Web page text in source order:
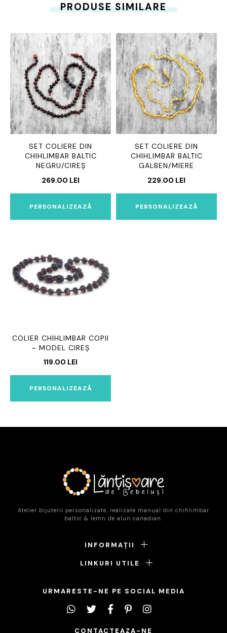
PRODUSE SIMILARE
SET COLIERE DIN
CHIHLIMBAR BALTIC
NEGRU/CIREȘ
269.00 LEI
PERSONALIZEAZĂ
SET COLIERE DIN
CHIHLIMBAR BALTIC
GALBEN/MIERE
229.00 LEI
PERSONALIZEAZĂ
COLIER CHIHLIMBAR COPII
~ MODEL CIREȘ
119.00 LEI
PERSONALIZEAZĂ
Atelier bijuterii personalizate, realizate manual din chihlimbar
baltic & lemn de alun canadian.
INFORMAȚII
LINKURI UTILE
URMARESTE-NE PE SOCIAL MEDIA
CONTACTEAZA-NE